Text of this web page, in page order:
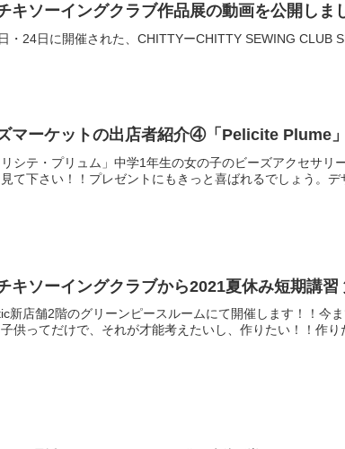
キソーイングクラブ作品展の動画を公開しま
・24日に開催された、CHITTYーCHITTY SEWING CLUB
マーケットの出店者紹介④「Pelicite Plume」
リシテ・プリュム」中学1年生の女の子のビーズアクセサ
て下さい！！プレゼントにもきっと喜ばれるでしょう。デ
キソーイングクラブから2021夏休み短期講習
新店舗2階のグリーンピースルームにて開催します！！今
供ってだけで、それが才能考えたいし、作りたい！！作り